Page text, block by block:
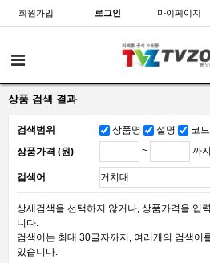
회원가입 로그인 마이페이지
상품 검색 결과
검색범위 상품명 설명
코드
상품가격 (원)
~ 까지
검색어
상세검색을 선택하지 않거나, 상품가격을 입
니다.
검색어는 최대 30글자까지, 여러개의 검색어
있습니다.